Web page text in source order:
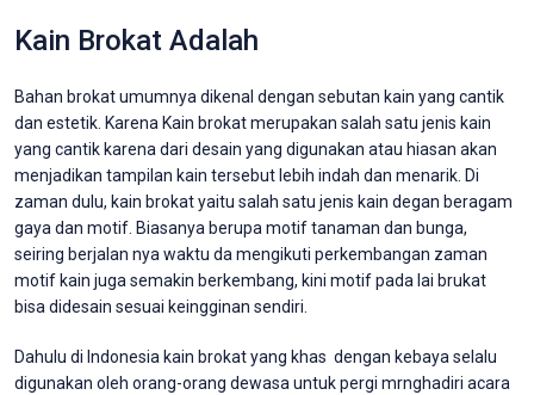
Kain Brokat Adalah
Bahan brokat umumnya dikenal dengan sebutan kain yang cantik
dan estetik. Karena Kain brokat merupakan salah satu jenis kain
yang cantik karena dari desain yang digunakan atau hiasan akan
menjadikan tampilan kain tersebut lebih indah dan menarik. Di
zaman dulu, kain brokat yaitu salah satu jenis kain degan beragam
gaya dan motif. Biasanya berupa motif tanaman dan bunga,
seiring berjalan nya waktu da mengikuti perkembangan zaman
motif kain juga semakin berkembang, kini motif pada lai brukat
bisa didesain sesuai keingginan sendiri.
Dahulu di Indonesia kain brokat yang khas dengan kebaya selalu
digunakan oleh orang-orang dewasa untuk pergi mrnghadiri acara